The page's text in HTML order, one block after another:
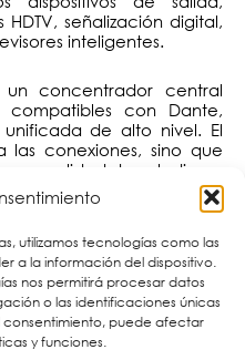
utilizamos tecnologías como las
a la información del dispositivo.
nos permitirá procesar datos
o las identificaciones únicas
consentimiento, puede afectar
y funciones.
señalización digital,
inteligentes.
concentrador central
compatibles con Dante,
de alto nivel. El
las conexiones, sino que
calidad de estudio en
oficial de Planet
las soluciones dePlanet
la calidad y la gestión
dude encontactar con